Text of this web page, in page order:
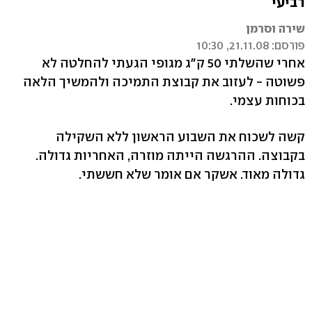
שירה וסרמן
פורסם: 21.11.08, 10:30
אחרי שהשלתי 50 ק"ג מגופי הגעתי להחלטה לא
פשוטה - לעזוב את קבוצת התמיכה ולהמשיך הלאה
בכוחות עצמי.
קשה לשכוח את השבוע הראשון ללא השקילה
בקבוצה. ההרגשה הייתה מוזרה, האחריות גדולה.
גדולה מאוד. אשקר אם אומר שלא חששתי.